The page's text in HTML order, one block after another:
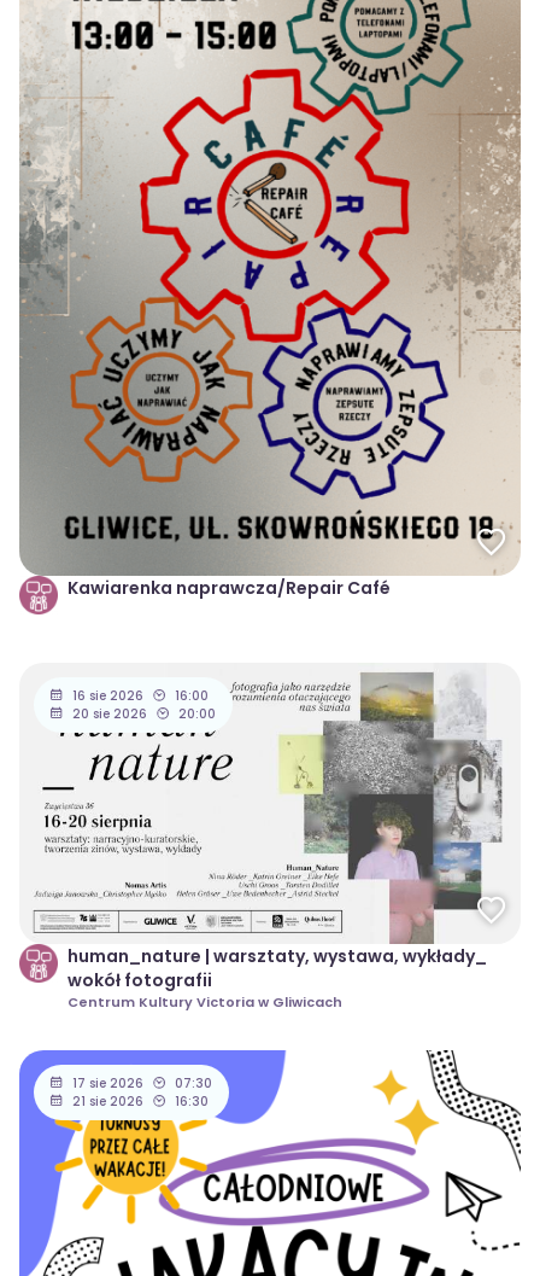
Kawiarenka naprawcza/Repair Café
16 sie 2026
16:00
20 sie 2026
20:00
human_nature | warsztaty, wystawa, wykłady_
wokół fotografii
Centrum Kultury Victoria w Gliwicach
17 sie 2026
07:30
21 sie 2026
16:30